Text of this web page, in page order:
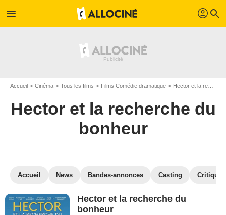
menu profil search
Accueil Cinéma Tous les films Films Comédie dramatique Hector et la recherche du bonheur
Hector et la recherche du
bonheur
Accueil News Bandes-annonces Casting
Hector et la recherche du
bonheur